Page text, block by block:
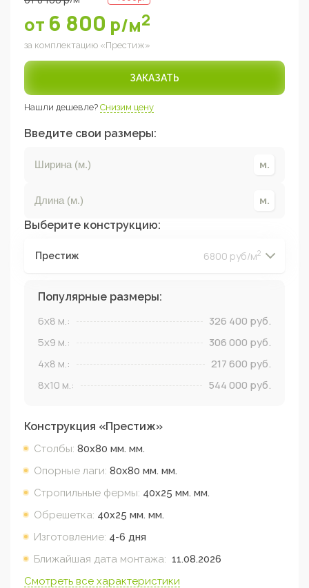
от 6 800 р/м2
за комплектацию «Престиж»
ЗАКАЗАТЬ
Нашли дешевле? Снизим цену
Введите свои размеры:
Выберите конструкцию:
Престиж 6800 руб/м2
Популярные размеры:
6x8 м.: 326 400 руб.
5x9 м.: 306 000 руб.
4x8 м.: 217 600 руб.
8x10 м.: 544 000 руб.
Конструкция «Престиж»
Столбы: 80х80 мм. мм.
Опорные лаги: 80х80 мм. мм.
Стропильные фермы: 40х25 мм. мм.
Обрешетка: 40х25 мм. мм.
Изготовление: 4-6 дня
Ближайшая дата монтажа: 11.08.2026
Смотреть все характеристики